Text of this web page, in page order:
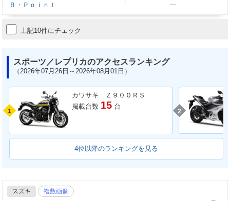
Ｂ・Ｐｏｉｎｔ
―
上記10件にチェック
スポーツ／レプリカのアクセスランキング
（2026年07月26日～2026年08月01日）
1
カワサキ Ｚ９００ＲＳ
掲載台数 15 台
2
4位以降のランキングを見る
スズキ 複数画像